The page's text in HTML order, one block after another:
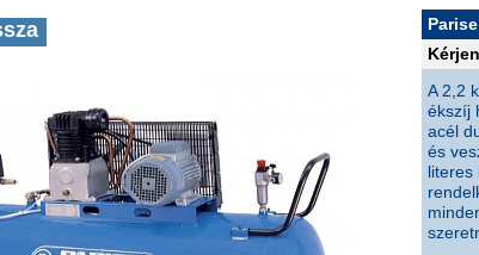
A 2,2
ékszíj
acél
és
literes